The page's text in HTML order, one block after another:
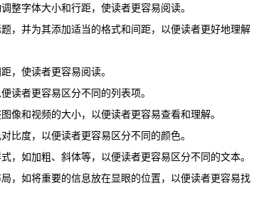
整字体大小和行距，使读者更容易阅读。
，并为其添加适当的格式和间距，以便读者更好地理解
，使读者更容易阅读。
读者更容易区分不同的列表项。
和视频的大小，以便读者更容易查看和理解。
比度，以便读者更容易区分不同的颜色。
，如加粗、斜体等，以便读者更容易区分不同的文本。
，如将重要的信息放在显眼的位置，以便读者更容易找